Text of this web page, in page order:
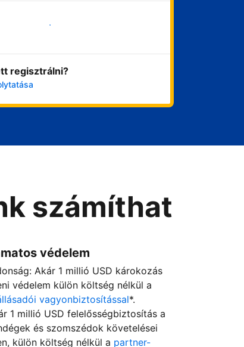
Vágjon bele most
regisztrálni?
számíthat
védelem
Akár 1 millió USD károkozás
védelem külön költség nélkül a
vagyonbiztosítással*.
1 millió USD felelősségbiztosítás a
és szomszédok követelései
külön költség nélkül a partner-